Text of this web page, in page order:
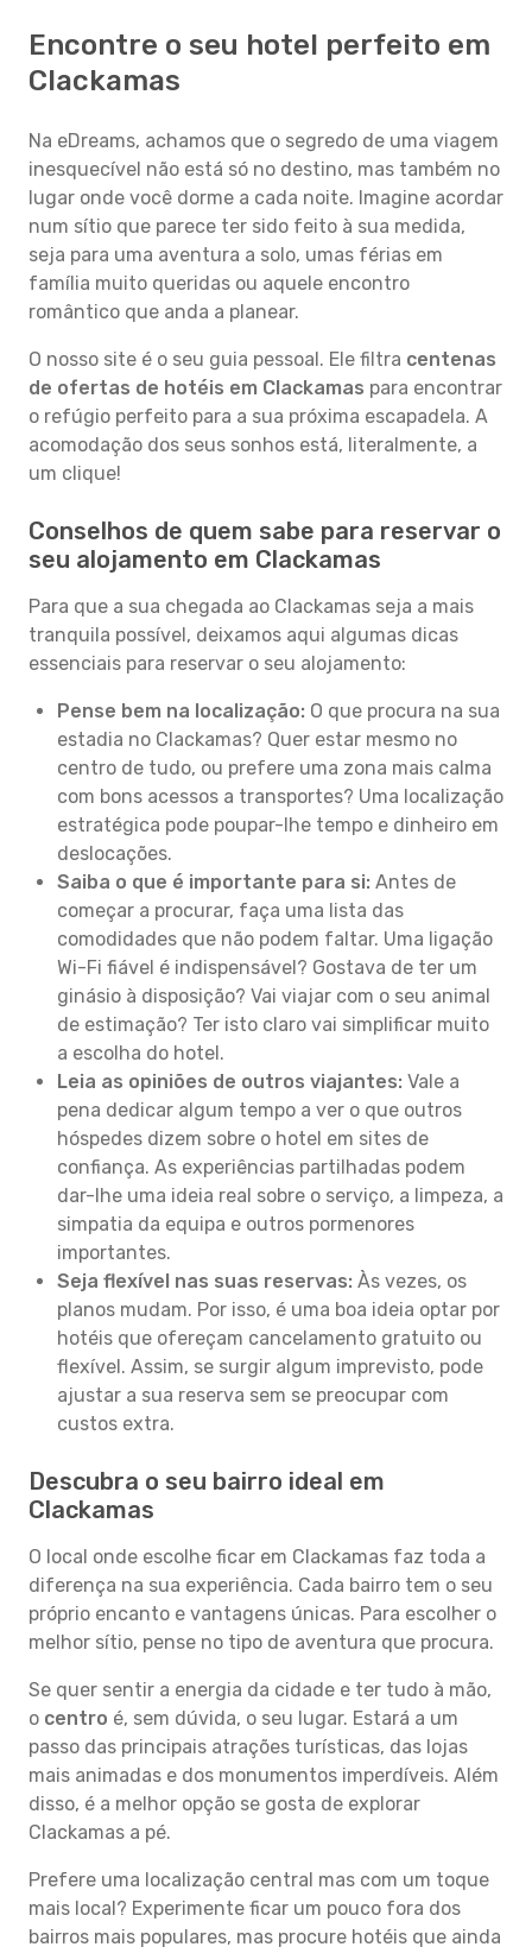
Encontre o seu hotel perfeito em
Clackamas
Na eDreams, achamos que o segredo de uma viagem
inesquecível não está só no destino, mas também no
lugar onde você dorme a cada noite. Imagine acordar
num sítio que parece ter sido feito à sua medida,
seja para uma aventura a solo, umas férias em
família muito queridas ou aquele encontro
romântico que anda a planear.
O nosso site é o seu guia pessoal. Ele filtra centenas
de ofertas de hotéis em Clackamas para encontrar
o refúgio perfeito para a sua próxima escapadela. A
acomodação dos seus sonhos está, literalmente, a
um clique!
Conselhos de quem sabe para reservar o
seu alojamento em Clackamas
Para que a sua chegada ao Clackamas seja a mais
tranquila possível, deixamos aqui algumas dicas
essenciais para reservar o seu alojamento:
Pense bem na localização: O que procura na sua
estadia no Clackamas? Quer estar mesmo no
centro de tudo, ou prefere uma zona mais calma
com bons acessos a transportes? Uma localização
estratégica pode poupar-lhe tempo e dinheiro em
deslocações.
Saiba o que é importante para si: Antes de
começar a procurar, faça uma lista das
comodidades que não podem faltar. Uma ligação
Wi-Fi fiável é indispensável? Gostava de ter um
ginásio à disposição? Vai viajar com o seu animal
de estimação? Ter isto claro vai simplificar muito
a escolha do hotel.
Leia as opiniões de outros viajantes: Vale a
pena dedicar algum tempo a ver o que outros
hóspedes dizem sobre o hotel em sites de
confiança. As experiências partilhadas podem
dar-lhe uma ideia real sobre o serviço, a limpeza, a
simpatia da equipa e outros pormenores
importantes.
Seja flexível nas suas reservas: Às vezes, os
planos mudam. Por isso, é uma boa ideia optar por
hotéis que ofereçam cancelamento gratuito ou
flexível. Assim, se surgir algum imprevisto, pode
ajustar a sua reserva sem se preocupar com
custos extra.
Descubra o seu bairro ideal em
Clackamas
O local onde escolhe ficar em Clackamas faz toda a
diferença na sua experiência. Cada bairro tem o seu
próprio encanto e vantagens únicas. Para escolher o
melhor sítio, pense no tipo de aventura que procura.
Se quer sentir a energia da cidade e ter tudo à mão,
o centro é, sem dúvida, o seu lugar. Estará a um
passo das principais atrações turísticas, das lojas
mais animadas e dos monumentos imperdíveis. Além
disso, é a melhor opção se gosta de explorar
Clackamas a pé.
Prefere uma localização central mas com um toque
mais local? Experimente ficar um pouco fora dos
bairros mais populares, mas procure hotéis que ainda